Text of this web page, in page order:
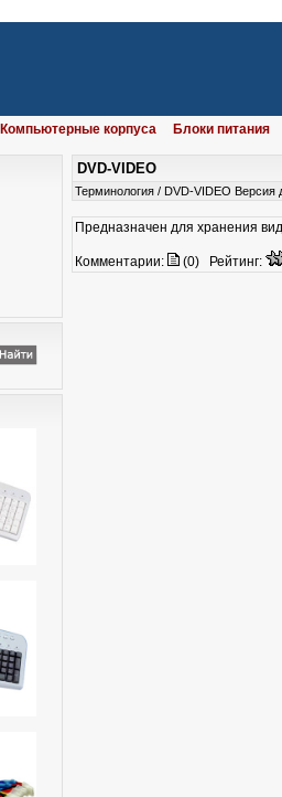
Компьютерные корпуса Блоки питания
DVD-VIDEO
Терминология/ DVD-VIDEO Версия
Предназначен для хранения
Комментарии: (0)Рейтинг: